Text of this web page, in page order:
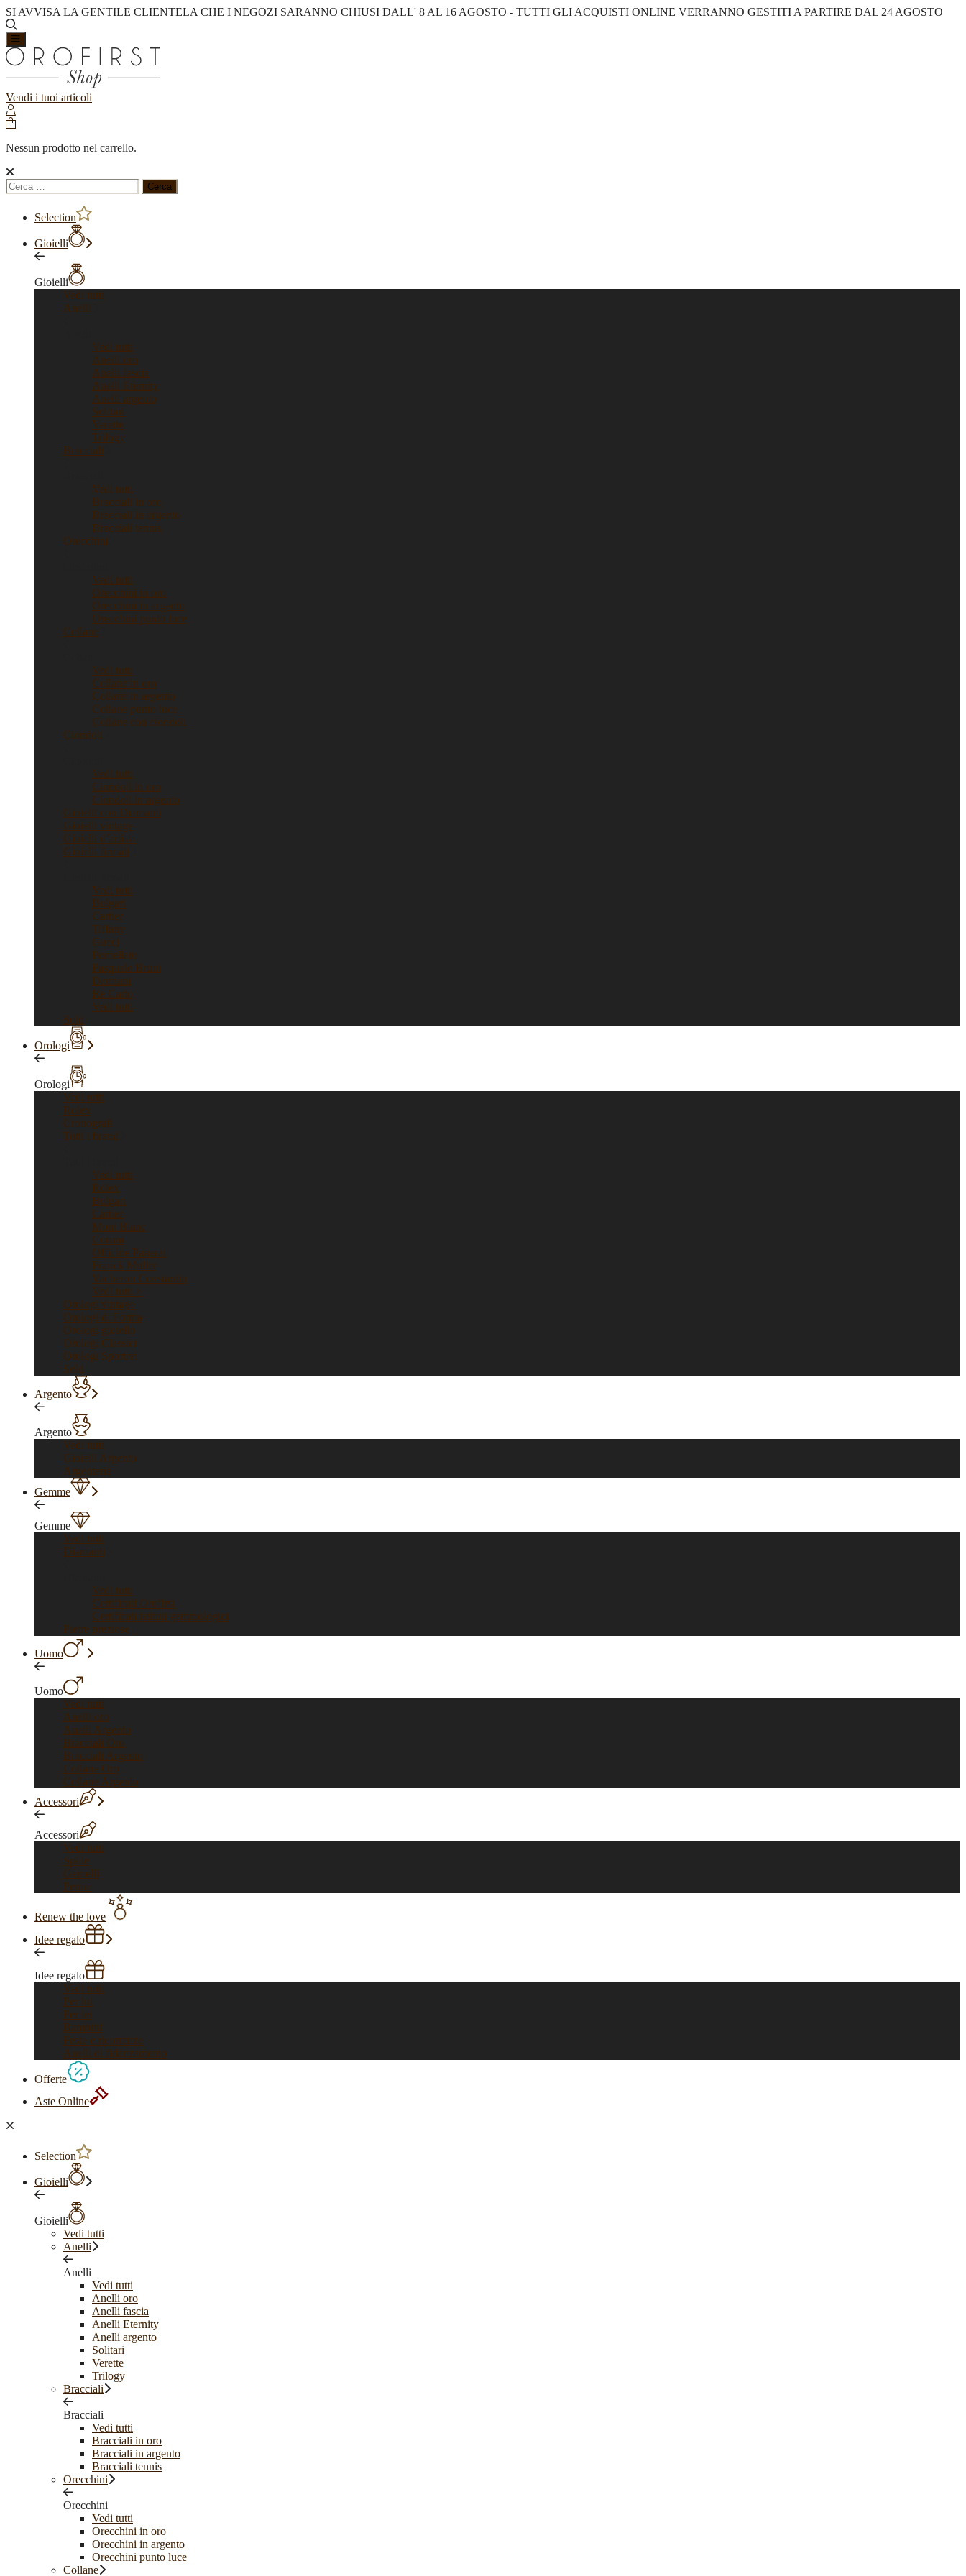
SI AVVISA LA GENTILE CLIENTELA CHE I NEGOZI SARANNO CHIUSI DALL' 8 AL 16 AGOSTO - TUTTI GLI ACQUISTI ONLINE VERRANNO GESTITI A PARTIRE DAL 24 AGOSTO
Vendi i tuoi articoli
Nessun prodotto nel carrello.
Ricerca
per:
Selection
Gioielli
Gioielli
Vedi tutti
Anelli
Vedi tutti
Anelli oro
Anelli fascia
Anelli Eternity
Anelli argento
Solitari
Verette
Trilogy
Bracciali
Vedi tutti
Bracciali in oro
Bracciali in argento
Bracciali tennis
Orecchini
Vedi tutti
Orecchini in oro
Orecchini in argento
Orecchini punto luce
Collane
Vedi tutti
Collane in oro
Collane in argento
Collane punto luce
Collane con ciondoli
Ciondoli
Vedi tutti
Ciondoli in oro
Ciondoli in argento
Gioielli con Diamanti
Gioielli vintage
Gioielli d’artista
Gioielli firmati
Vedi tutti
Bulgari
Cartier
Tiffany
Gucci
Pomellato
Pasquale Bruni
Damiani
Re Carlo
Vedi tutti
Sold
Orologi
Orologi
Vedi tutti
Rolex
Cronografi
Tutti i brand
Vedi tutti
Rolex
Bulgari
Cartier
Mont Blanc
Corum
Officine Panerai
Franck Muller
Vacheron Constantin
Vedi tutti >
Orologi vintage
Orologi di Forma
Orologi gioiello
Orologi Classici
Orologi Sportivi
Sold
Argento
Argento
Vedi tutti
Gioielli Argento
Argenteria
Gemme
Gemme
Vedi tutti
Diamanti
Vedi tutti
Certificati Orofirst
Certificati istituti gemmologici
Pietre preziose
Uomo
Uomo
Vedi tutti
Anelli oro
Anelli Argento
Bracciali Oro
Bracciali Argento
Collane Oro
Collane Argento
Accessori
Accessori
Vedi tutti
Spille
Gemelli
Penne
Renew the love
Idee regalo
Idee regalo
Vedi tutti
Per lui
Per lei
Bambini
Feste e ricorrenze
Anelli di fidanzamento
Offerte
Aste Online
Selection
Gioielli
Gioielli
Vedi tutti
Anelli
Anelli
Vedi tutti
Anelli oro
Anelli fascia
Anelli Eternity
Anelli argento
Solitari
Verette
Trilogy
Bracciali
Bracciali
Vedi tutti
Bracciali in oro
Bracciali in argento
Bracciali tennis
Orecchini
Orecchini
Vedi tutti
Orecchini in oro
Orecchini in argento
Orecchini punto luce
Collane